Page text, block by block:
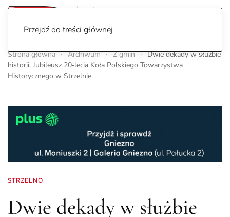
Przejdź do treści głównej
Strona główna Archiwum Z gmin
Dwie dekady w służbie
historii. Jubileusz 20‑lecia Koła Polskiego Towarzystwa
Historycznego w Strzelnie
STRZELNO
Dwie dekady w służbie